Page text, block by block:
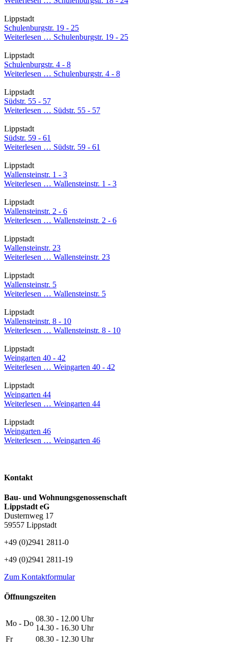
Lippstadt
Schulenburgstr. 19 - 25
Weiterlesen … Schulenburgstr. 19 - 25
Lippstadt
Schulenburgstr. 4 - 8
Weiterlesen … Schulenburgstr. 4 - 8
Lippstadt
Südstr. 55 - 57
Weiterlesen … Südstr. 55 - 57
Lippstadt
Südstr. 59 - 61
Weiterlesen … Südstr. 59 - 61
Lippstadt
Wallensteinstr. 1 - 3
Weiterlesen … Wallensteinstr. 1 - 3
Lippstadt
Wallensteinstr. 2 - 6
Weiterlesen … Wallensteinstr. 2 - 6
Lippstadt
Wallensteinstr. 23
Weiterlesen … Wallensteinstr. 23
Lippstadt
Wallensteinstr. 5
Weiterlesen … Wallensteinstr. 5
Lippstadt
Wallensteinstr. 8 - 10
Weiterlesen … Wallensteinstr. 8 - 10
Lippstadt
Weingarten 40 - 42
Weiterlesen … Weingarten 40 - 42
Lippstadt
Weingarten 44
Weiterlesen … Weingarten 44
Lippstadt
Weingarten 46
Weiterlesen … Weingarten 46
Kontakt
Bau- und Wohnungsgenossenschaft
Lippstadt eG
Dusternweg 17
59557 Lippstadt
+49 (0)2941 2811-0
+49 (0)2941 2811-19
Zum Kontaktformular
Öffnungszeiten
Mo - Do
08.30 - 12.00 Uhr
14.30 - 16.30 Uhr
Fr
08.30 - 12.30 Uhr